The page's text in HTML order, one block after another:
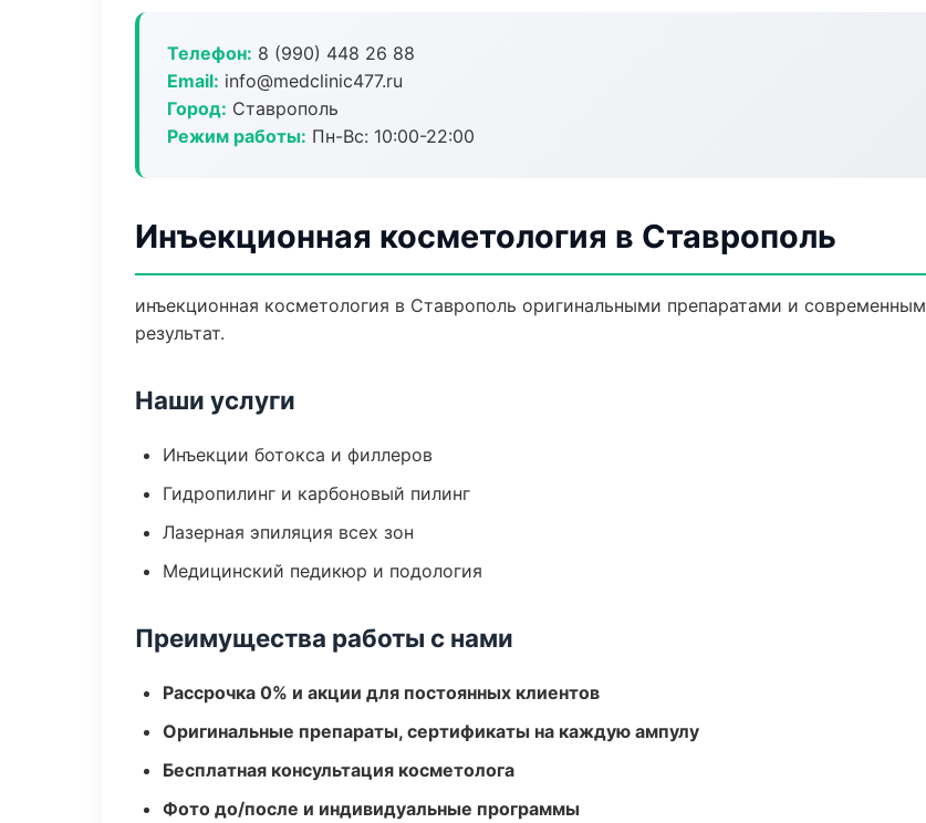
Телефон: 8 (990) 448 26 88
Email: info@medclinic477.ru
Город: Ставрополь
Режим работы: Пн-Вс: 10:00-22:00
Инъекционная косметология в Ставрополь
инъекционная косметология в Ставрополь оригинальными препаратами и
результат.
Наши услуги
Инъекции ботокса и филлеров
Гидропилинг и карбоновый пилинг
Лазерная эпиляция всех зон
Медицинский педикюр и подология
Преимущества работы с нами
Рассрочка 0% и акции для постоянных клиентов
Оригинальные препараты, сертификаты на каждую ампулу
Бесплатная консультация косметолога
Фото до/после и индивидуальные программы